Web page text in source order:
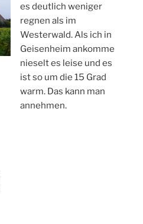
es deutlich weniger
regnen als im
Westerwald. Als ich in
Geisenheim ankomme
nieselt es leise und es
ist so um die 15 Grad
warm. Das kann man
annehmen.